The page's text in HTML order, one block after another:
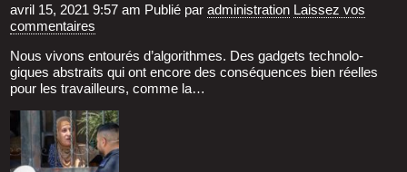
avril 15, 2021 9:57 am Publié paradministration Laissez vos
commentaires
Nous vivons entou­rés d’al­go­rithmes. Des gad­gets tech­no­lo­
giques abs­traits qui ont encore des consé­quences bien réelles
pour les tra­vailleurs, comme la…